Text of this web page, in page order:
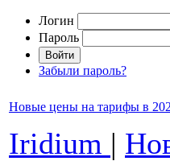
Логин
Пароль
Забыли пароль?
Новые цены на тарифы в
Iridium |